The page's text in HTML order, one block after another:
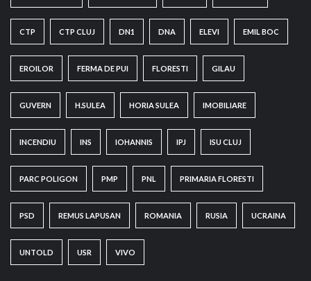
CTP CTP CLUJ DN1 DNA ELEVI EMIL BOC
EROILOR FERMA DE PUI FLORESTI GILAU
GUVERN H.SULEA HORIA SULEA IMOBILIARE
INCENDIU INS IOHANNIS IPJ ISU CLUJ
PARC POLIGON PMP PNL PRIMARIA FLORESTI
PSD REMUS LAPUSAN ROMANIA RUSIA UCRAINA
UNTOLD USR VIVO